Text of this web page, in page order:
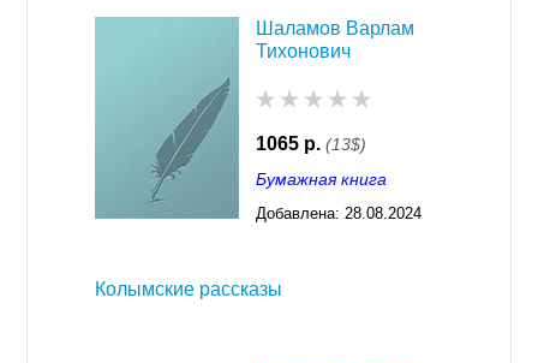
Шаламов Варлам
Тихонович
1065 р. (13$)
Бумажная книга
Добавлена: 28.08.2024
Колымские рассказы